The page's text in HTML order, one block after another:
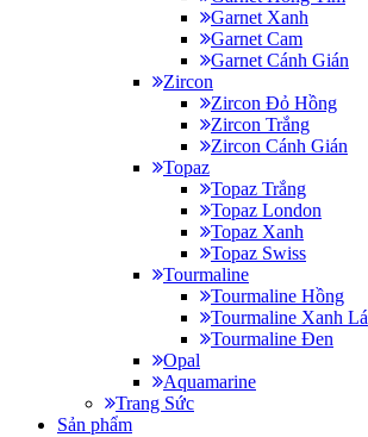
Garnet Xanh
Garnet Cam
Garnet Cánh Gián
Zircon
Zircon Đỏ Hồng
Zircon Trắng
Zircon Cánh Gián
Topaz
Topaz Trắng
Topaz London
Topaz Xanh
Topaz Swiss
Tourmaline
Tourmaline Hồng
Tourmaline Xanh Lá
Tourmaline Đen
Opal
Aquamarine
Trang Sức
Sản phẩm